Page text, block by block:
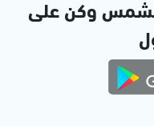
وكن على